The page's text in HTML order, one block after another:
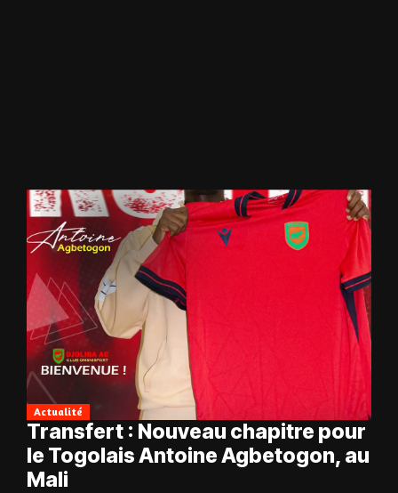
Actualité
Transfert : Nouveau chapitre pour
le Togolais Antoine Agbetogon, au
Mali